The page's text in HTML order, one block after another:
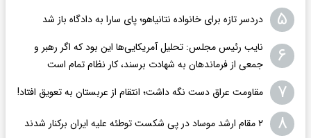
۵ دردسر تازه برای خانواده نتانیاهو؛ پای سارا به دادگاه باز شد
۶
نایب رئیس مجلس: تحلیل آمریکایی‌ها این بود که اگر رهبر و
جمعی از فرماندهان به شهادت برسند، کار نظام تمام است
۷ مقاومت عراق دست نگه داشت؛ انتقام از عربستان به تعویق افتاد!
۸ ۲ مقام‌ ارشد موساد در پی شکست توطئه علیه ایران برکنار شدند